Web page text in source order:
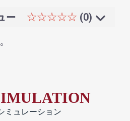
ー ☆☆☆☆☆ (0)
ミュレーション